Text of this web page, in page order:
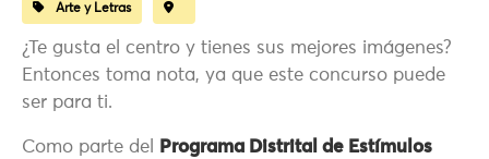
Arte y Letras
¿Te gusta el centro y tienes sus mejores imágenes?
Entonces toma nota, ya que este concurso puede
ser para ti.
Como parte del
Programa Distrital de Estímulos